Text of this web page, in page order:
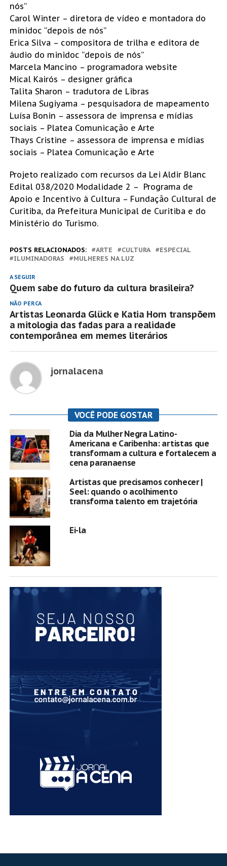
nós”
Carol Winter – diretora de vídeo e montadora do
minidoc “depois de nós”
Erica Silva – compositora de trilha e editora de
áudio do minidoc “depois de nós”
Marcela Mancino – programadora website
Mical Kairós – designer gráfica
Talita Sharon – tradutora de Libras
Milena Sugiyama – pesquisadora de mapeamento
Luísa Bonin – assessora de imprensa e mídias
sociais – Platea Comunicação e Arte
Thays Cristine – assessora de imprensa e mídias
sociais – Platea Comunicação e Arte
Projeto realizado com recursos da Lei Aldir Blanc
Edital 038/2020 Modalidade 2 – Programa de
Apoio e Incentivo à Cultura – Fundação Cultural de
Curitiba, da Prefeitura Municipal de Curitiba e do
Ministério do Turismo.
POSTS RELACIONADOS: ARTE CULTURA
ESPECIAL
ILUMINADORAS
MULHERES NA LUZ
A SEGUIR
Quem sabe do futuro da cultura brasileira?
NÃO PERCA
Artistas Leonarda Glück e Katia Horn transpõem
a mitologia das fadas para a realidade
contemporânea em memes literários
jornalacena
VOCÊ PODE GOSTAR
Dia da Mulher Negra Latino-
Americana e Caribenha: artistas que
transformam a cultura e fortalecem a
cena paranaense
Artistas que precisamos conhecer |
Seel: quando o acolhimento
transforma talento em trajetória
Ei-la